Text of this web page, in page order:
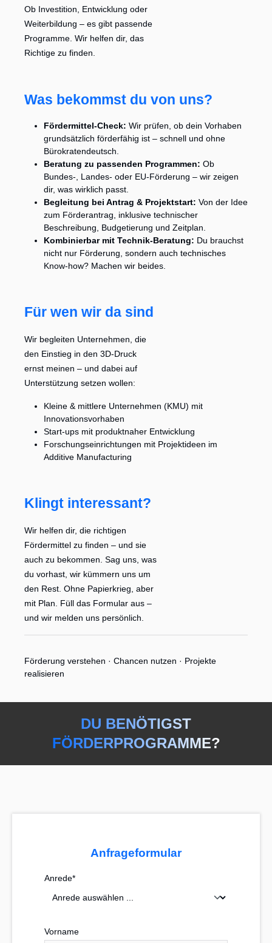
Ob Investition, Entwicklung oder
Weiterbildung – es gibt passende
Programme. Wir helfen dir, das
Richtige zu finden.
Was bekommst du von uns?
Fördermittel-Check: Wir prüfen, ob dein Vorhaben
grundsätzlich förderfähig ist – schnell und ohne
Bürokratendeutsch.
Beratung zu passenden Programmen: Ob
Bundes-, Landes- oder EU-Förderung – wir zeigen
dir, was wirklich passt.
Begleitung bei Antrag & Projektstart: Von der Idee
zum Förderantrag, inklusive technischer
Beschreibung, Budgetierung und Zeitplan.
Kombinierbar mit Technik-Beratung: Du brauchst
nicht nur Förderung, sondern auch technisches
Know-how? Machen wir beides.
Für wen wir da sind
Wir begleiten Unternehmen, die
den Einstieg in den 3D-Druck
ernst meinen – und dabei auf
Unterstützung setzen wollen:
Kleine & mittlere Unternehmen (KMU) mit
Innovationsvorhaben
Start-ups mit produktnaher Entwicklung
Forschungseinrichtungen mit Projektideen im
Additive Manufacturing
Klingt interessant?
Wir helfen dir, die richtigen
Fördermittel zu finden – und sie
auch zu bekommen. Sag uns, was
du vorhast, wir kümmern uns um
den Rest. Ohne Papierkrieg, aber
mit Plan. Füll das Formular aus –
und wir melden uns persönlich.
Förderung verstehen · Chancen nutzen · Projekte
realisieren
DU BENÖTIGST
FÖRDERPROGRAMME?
Anfrageformular
Anrede*
Vorname